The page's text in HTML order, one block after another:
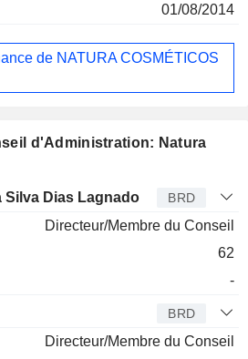
01/08/2014
de NATURA COSMÉTICOS
d'Administration: Natura
Depuis
Silva Dias Lagnado BRD
Directeur/Membre du Conseil
62
-
BRD
Directeur/Membre du Conseil